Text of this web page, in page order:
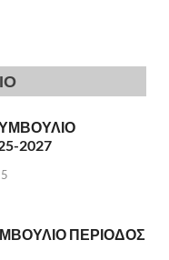
2027
ΠΕΡΙΟΔΟΣ